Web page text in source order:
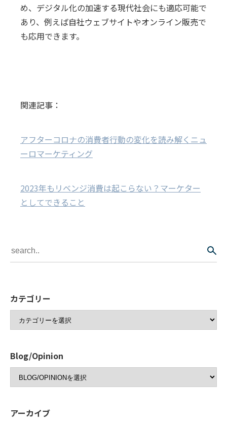
め、デジタル化の加速する現代社会にも適応可能で
あり、例えば自社ウェブサイトやオンライン販売で
も応用できます。
関連記事：
アフターコロナの消費者行動の変化を読み解くニュ
ーロマーケティング
2023年もリベンジ消費は起こらない？マーケター
としてできること
カテゴリー
Blog/Opinion
アーカイブ